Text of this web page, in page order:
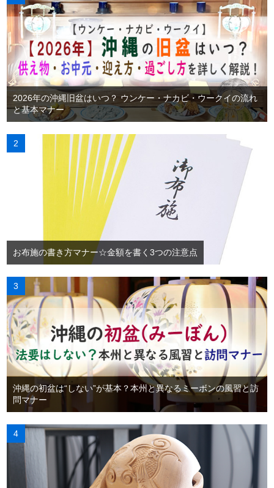
2026年の沖縄旧盆はいつ？ ウンケー・ナカビ・ウークイの流れ
と基本マナー
お布施の書き方マナー☆金額を書く3つの注意点
沖縄の初盆は“しない”が基本？本州と異なるミーボンの風習と訪
問マナー